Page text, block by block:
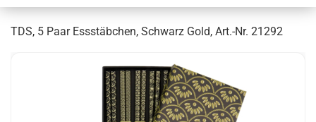
TDS, 5 Paar Essstäbchen, Schwarz Gold, Art.-Nr. 21292